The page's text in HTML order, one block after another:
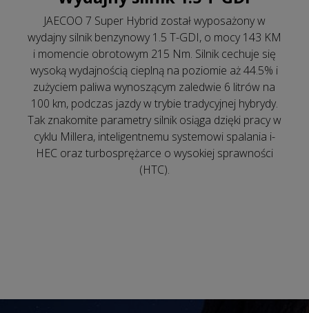
JAECOO 7 Super Hybrid został wyposażony w
wydajny silnik benzynowy 1.5 T-GDI, o mocy 143 KM
i momencie obrotowym 215 Nm. Silnik cechuje się
wysoką wydajnością cieplną na poziomie aż 44.5% i
zużyciem paliwa wynoszącym zaledwie 6 litrów na
100 km, podczas jazdy w trybie tradycyjnej hybrydy.
Tak znakomite parametry silnik osiąga dzięki pracy w
cyklu Millera, inteligentnemu systemowi spalania i-
HEC oraz turbosprężarce o wysokiej sprawności
(HTC).